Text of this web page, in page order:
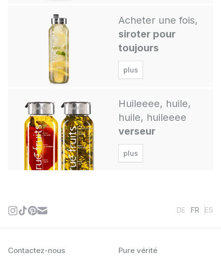
Acheter une fois,
siroter pour
toujours
plus
Huileeee, huile,
huile, huileeee
verseur
plus
DE FR ES
Contactez-nous Pure vérité